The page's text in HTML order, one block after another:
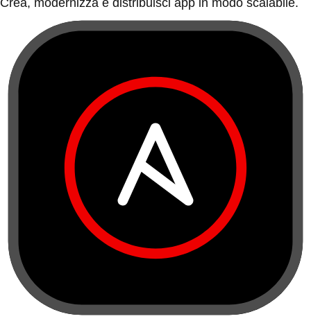
Crea, modernizza e distribuisci app in modo scalabile.